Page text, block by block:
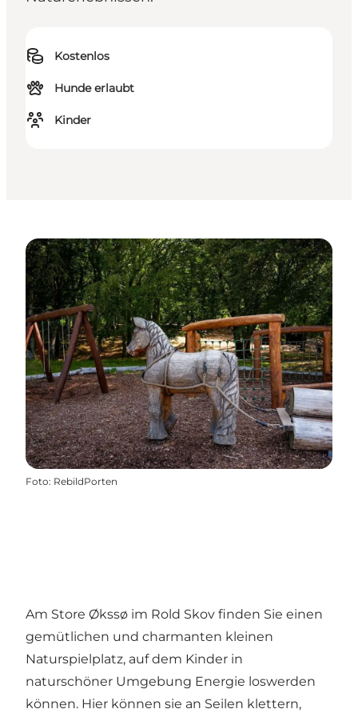
Kostenlos
Hunde erlaubt
Kinder
Foto: RebildPorten
Am Store Økssø im Rold Skov finden Sie einen
gemütlichen und charmanten kleinen
Naturspielplatz, auf dem Kinder in
naturschöner Umgebung Energie loswerden
können. Hier können sie an Seilen klettern,